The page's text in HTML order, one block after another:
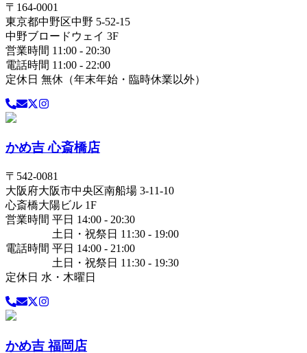
〒 164-0001
東京都中野区中野 5-52-15
中野ブロードウェイ 3F
営業時間 11:00 - 20:30
電話時間 11:00 - 22:00
定休日 無休（年末年始・臨時休業以外）
かめ吉 心斎橋店
〒 542-0081
大阪府大阪市中央区南船場 3-11-10
心斎橋大陽ビル 1F
営業時間 平日 14:00 - 20:30
土日・祝祭日 11:30 - 19:00
電話時間 平日 14:00 - 21:00
土日・祝祭日 11:30 - 19:30
定休日 水・木曜日
かめ吉 福岡店